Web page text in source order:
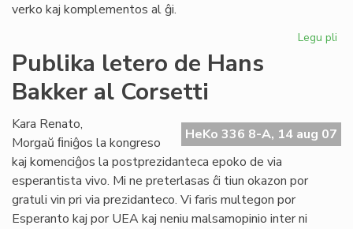
verko kaj komplementos al ĝi.
Legu pli
Publika letero de Hans
Bakker al Corsetti
HeKo 336 8-A, 14 aug 07
Kara Renato,
Morgaŭ ﬁniĝos la kongreso
kaj komenciĝos la postprezidanteca epoko de via
esperantista vivo. Mi ne preterlasas ĉi tiun okazon por
gratuli vin pri via prezidanteco. Vi faris multegon por
Esperanto kaj por UEA kaj neniu malsamopinio inter ni